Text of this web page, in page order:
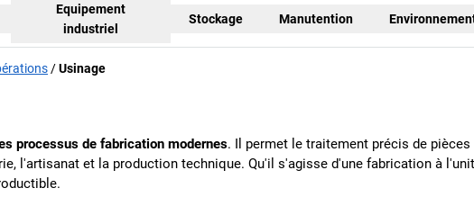
Equipement
industriel
Stockage Manutention
Usinage
processus de fabrication modernes. Il permet le traitement précis de
l'artisanat et la production technique. Qu'il s'agisse d'une fabrication à